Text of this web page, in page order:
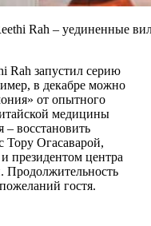
Rah – уединенные
Rah запустил серию
в декабре можно
от опытного
медицины
– восстановить
Тору Огасаварой,
президентом центра
Продолжительность
гостя.